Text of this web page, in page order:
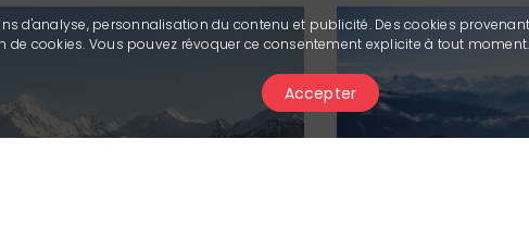
d'analyse, personnalisation du contenu et publicité. Des cookies
cookies. Vous pouvez révoquer ce consentement explicite à tout
Accepter